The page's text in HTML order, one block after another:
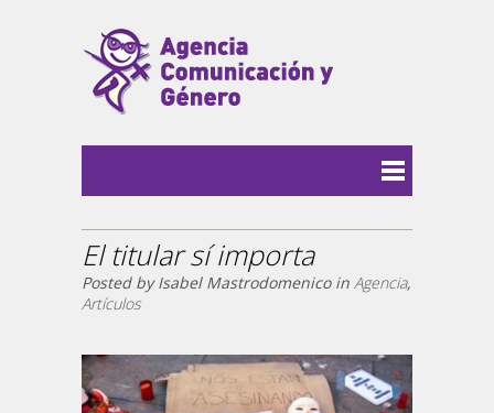
El titular sí importa
Posted by Isabel Mastrodomenico in Agencia,
Artículos